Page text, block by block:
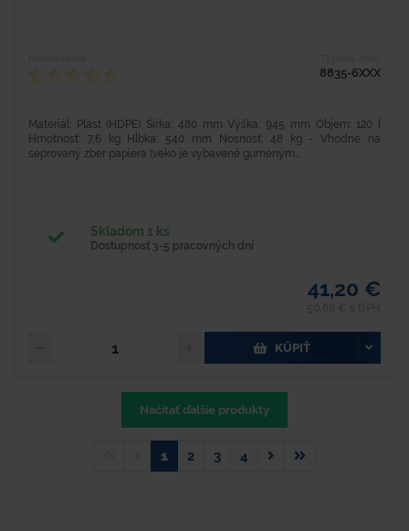
8835-6XXX
Materiál: Plast (HDPE) Šírka: 480 mm Výška: 945 mm Objem: 120 l
Hmotnosť: 7,6 kg Hĺbka: 540 mm Nosnosť: 48 kg - Vhodné na
seprovaný zber papiera (veko je vybavené gumeným...
Skladom 1 ks
Dostupnosť 3-5 pracovných dní
41,20 €
KÚPIŤ
Načítať ďalšie produkty
1 2 3 4